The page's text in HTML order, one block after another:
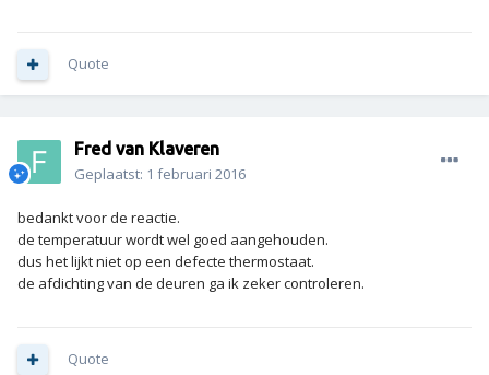
Quote
Fred van Klaveren
Geplaatst: 1 februari 2016
bedankt voor de reactie.
de temperatuur wordt wel goed aangehouden.
dus het lijkt niet op een defecte thermostaat.
de afdichting van de deuren ga ik zeker controleren.
Quote